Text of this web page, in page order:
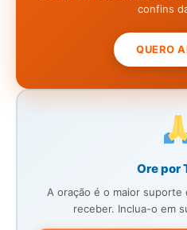
confins
QUERO
Ore por
A oração é o maior suporte
receber. Inclua-o em